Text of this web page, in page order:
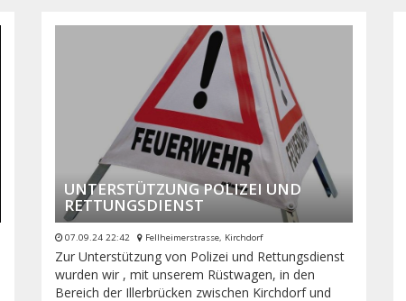
UNTERSTÜTZUNG POLIZEI UND
RETTUNGSDIENST
07.09.24 22:42 Fellheimerstrasse, Kirchdorf
Zur Unterstützung von Polizei und Rettungsdienst
wurden wir , mit unserem Rüstwagen, in den
Bereich der Illerbrücken zwischen Kirchdorf und